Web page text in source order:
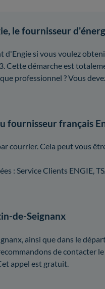
le fournisseur
si vous voulez
Cette démarche est
professionnel ? Vous
fournisseur français
courrier. Cela peut vous
: Service Clients ENGIE,
de-Seignanx
ainsi que dans le
de contacter
appel est gratuit.